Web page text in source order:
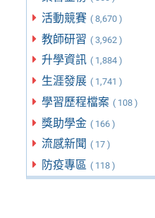
活動競賽 ( 8,670 )
教師研習 ( 3,962 )
升學資訊 ( 1,884 )
生涯發展 ( 1,741 )
學習歷程檔案 ( 108 )
獎助學金 ( 166 )
流感新聞 ( 17 )
防疫專區 ( 118 )